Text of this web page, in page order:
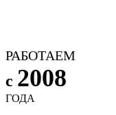
РАБОТАЕМ
с 2008
ГОДА